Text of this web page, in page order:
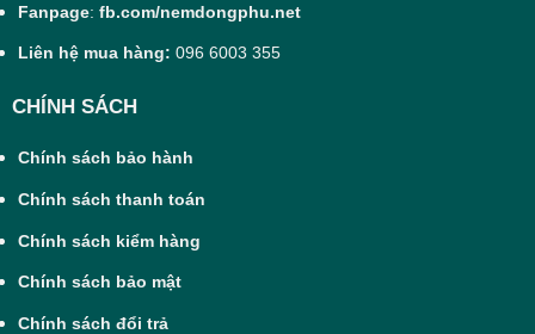
Fanpage: fb.com/nemdongphu.net
Liên hệ mua hàng: 096 6003 355
CHÍNH SÁCH
Chính sách bảo hành
Chính sách thanh toán
Chính sách kiểm hàng
Chính sách bảo mật
Chính sách đổi trả